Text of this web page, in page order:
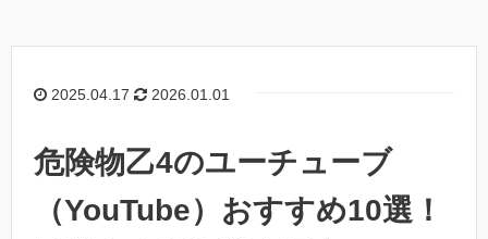
2025.04.17 2026.01.01
危険物乙4のユーチューブ
（YouTube）おすすめ10選！